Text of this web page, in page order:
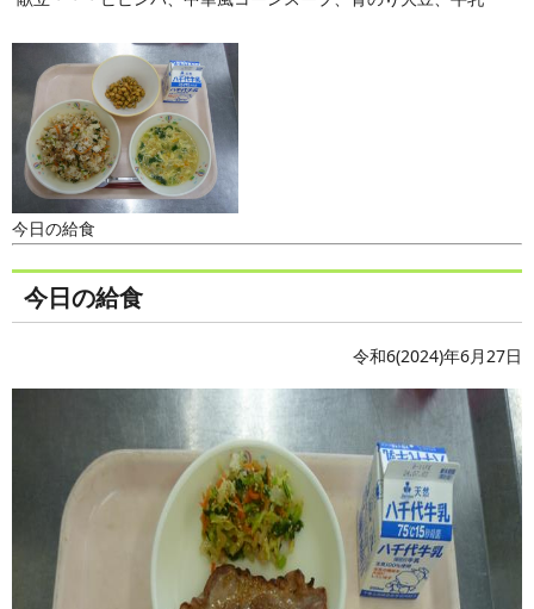
今日の給食
今日の給食
令和6(2024)年6月27日